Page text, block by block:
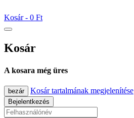
Kosár - 0 Ft
Kosár
A kosara még üres
bezár Kosár tartalmának megjelenítése
Bejelentkezés